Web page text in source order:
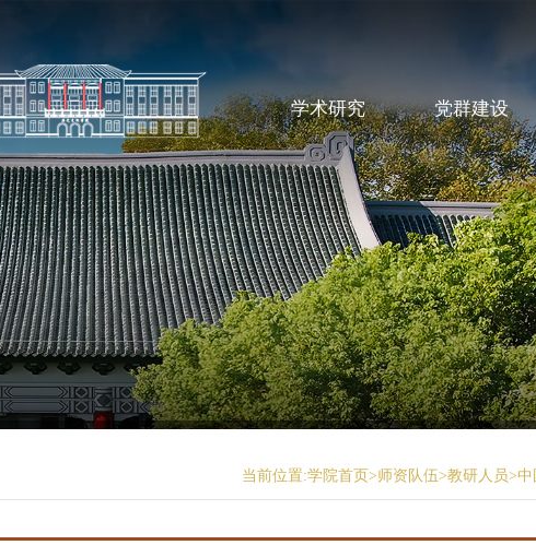
学术研究 党群建设
当前位置:学院首页>师资队伍>教研人员>中